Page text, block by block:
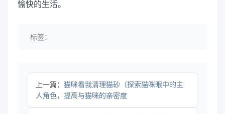
愉快的生活。
标签：
上一篇： 猫咪看我清理猫砂（探索猫咪眼中的主
人角色，提高与猫咪的亲密度